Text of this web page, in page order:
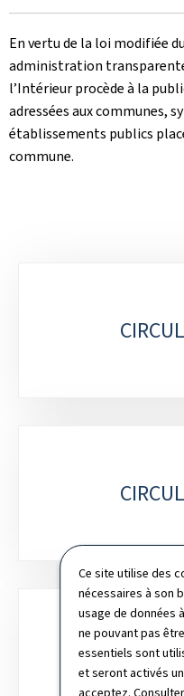
Ce site utilise des
nécessaires à son
usage de données
ne pouvant pas
essentiels sont
et seront activés
acceptez.
En vertu de la loi modifiée
administration
l’Intérieur procède à la
adressées aux communes,
établissements publics
commune.